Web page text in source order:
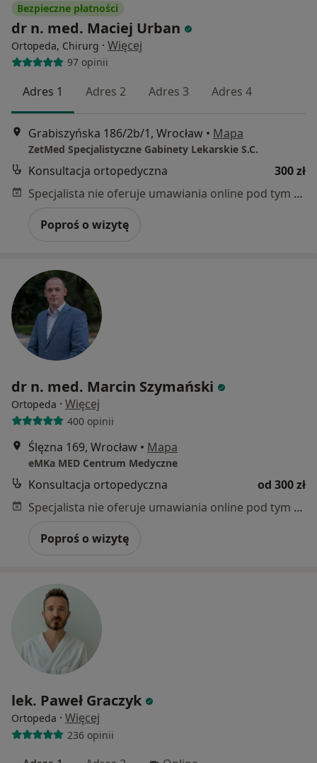
Bezpieczne płatności
dr n. med. Maciej Urban
Ortopeda, Chirurg · Więcej
97 opinii
Adres 1 Adres 2 Adres 3 Adres 4
Grabiszyńska 186/2b/1, Wrocław • Mapa
ZetMed Specjalistyczne Gabinety Lekarskie S.C.
Konsultacja ortopedyczna
300 zł
Specjalista nie oferuje umawiania online pod tym adresem.
Poproś o wizytę
dr n. med. Marcin Szymański
Ortopeda · Więcej
400 opinii
Ślęzna 169, Wrocław • Mapa
eMKa MED Centrum Medyczne
Konsultacja ortopedyczna
od 300 zł
Specjalista nie oferuje umawiania online pod tym adresem.
Poproś o wizytę
lek. Paweł Graczyk
Ortopeda · Więcej
236 opinii